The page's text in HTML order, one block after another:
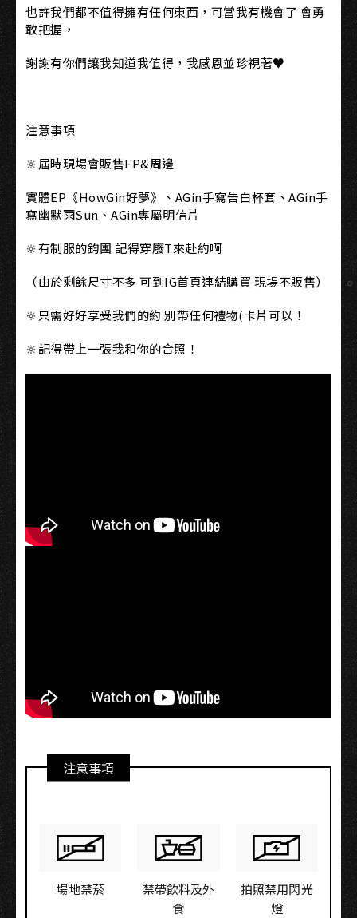
也許我們都不值得擁有任何東西，可當我有機會了 會勇
敢把握，
謝謝有你們讓我知道我值得，我感恩並珍視著♥
注意事項
🔆屆時現場會販售EP&周邊
實體EP《HowGin好夢》、AGin手寫告白杯套、AGin手
寫幽默雨Sun、AGin專屬明信片
🔆有制服的鈞團 記得穿廢T來赴約啊
（由於剩餘尺寸不多 可到IG首頁連結購買 現場不販售）
🔆只需好好享受我們的約 別帶任何禮物(卡片可以！
🔆記得帶上一張我和你的合照！
注意事項
場地禁菸
禁帶飲料及外
食
拍照禁用閃光
燈